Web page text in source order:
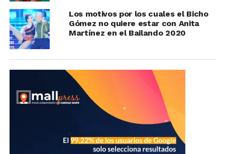
Los motivos por los cuales el Bicho
Gómez no quiere estar con Anita
Martínez en el Bailando 2020